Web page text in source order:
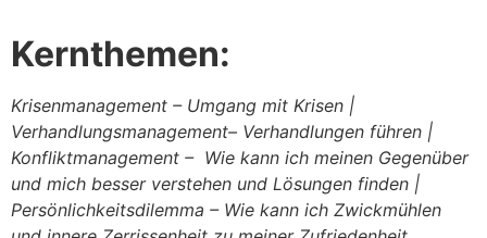
Kernthemen:
Krisenmanagement – Umgang mit Krisen |
Verhandlungsmanagement– Verhandlungen führen |
Konfliktmanagement – Wie kann ich meinen Gegenüber
und mich besser verstehen und Lösungen finden |
Persönlichkeitsdilemma – Wie kann ich Zwickmühlen